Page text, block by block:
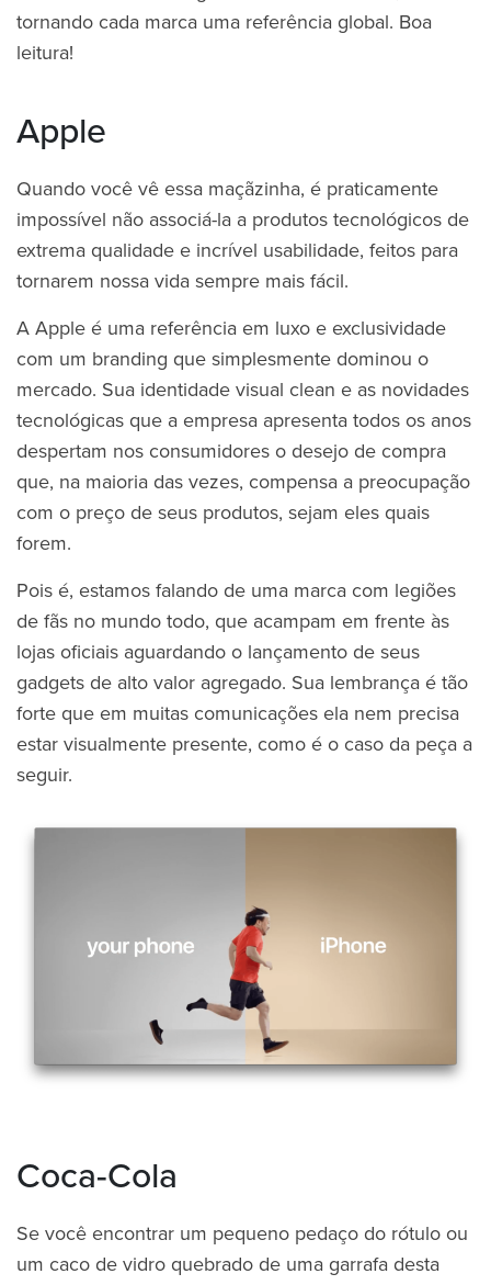
tornando cada marca uma referência global. Boa
leitura!
Apple
Quando você vê essa maçãzinha, é praticamente
impossível não associá-la a produtos tecnológicos de
extrema qualidade e incrível usabilidade, feitos para
tornarem nossa vida sempre mais fácil.
A Apple é uma referência em luxo e exclusividade
com um branding que simplesmente dominou o
mercado. Sua identidade visual clean e as novidades
tecnológicas que a empresa apresenta todos os anos
despertam nos consumidores o desejo de compra
que, na maioria das vezes, compensa a preocupação
com o preço de seus produtos, sejam eles quais
forem.
Pois é, estamos falando de uma marca com legiões
de fãs no mundo todo, que acampam em frente às
lojas oficiais aguardando o lançamento de seus
gadgets de alto valor agregado. Sua lembrança é tão
forte que em muitas comunicações ela nem precisa
estar visualmente presente, como é o caso da peça a
seguir.
Coca-Cola
Se você encontrar um pequeno pedaço do rótulo ou
um caco de vidro quebrado de uma garrafa desta